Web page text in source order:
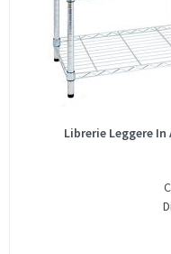
Librerie Leggere